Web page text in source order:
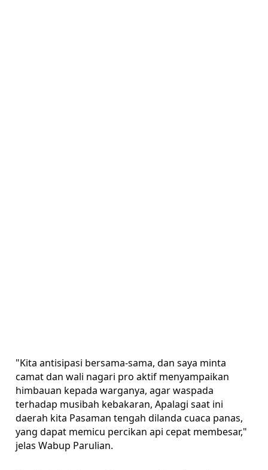
"Kita antisipasi bersama-sama, dan saya minta
camat dan wali nagari pro aktif menyampaikan
himbauan kepada warganya, agar waspada
terhadap musibah kebakaran, Apalagi saat ini
daerah kita Pasaman tengah dilanda cuaca panas,
yang dapat memicu percikan api cepat membesar,"
jelas Wabup Parulian.